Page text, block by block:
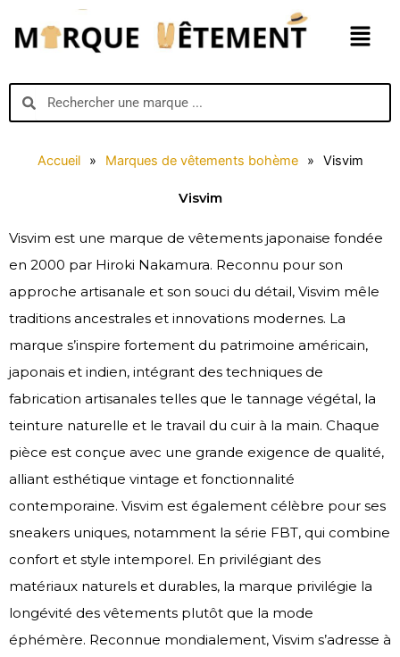
contenu
Menu
SearchSearch
Accueil » Marques de vêtements bohème » Visvim
Visvim
Visvim est une marque de vêtements japonaise fondée
en 2000 par Hiroki Nakamura. Reconnu pour son
approche artisanale et son souci du détail, Visvim mêle
traditions ancestrales et innovations modernes. La
marque s’inspire fortement du patrimoine américain,
japonais et indien, intégrant des techniques de
fabrication artisanales telles que le tannage végétal, la
teinture naturelle et le travail du cuir à la main. Chaque
pièce est conçue avec une grande exigence de qualité,
alliant esthétique vintage et fonctionnalité
contemporaine. Visvim est également célèbre pour ses
sneakers uniques, notamment la série FBT, qui combine
confort et style intemporel. En privilégiant des
matériaux naturels et durables, la marque privilégie la
longévité des vêtements plutôt que la mode
éphémère. Reconnue mondialement, Visvim s’adresse à